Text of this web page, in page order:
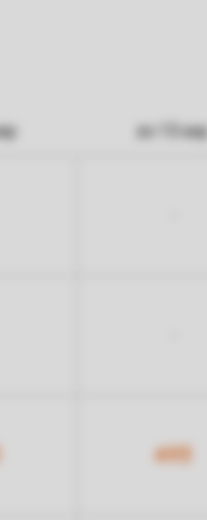
zo 13 sep
493